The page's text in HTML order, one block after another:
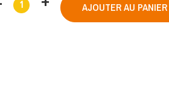
AJOUTER AU PANIER